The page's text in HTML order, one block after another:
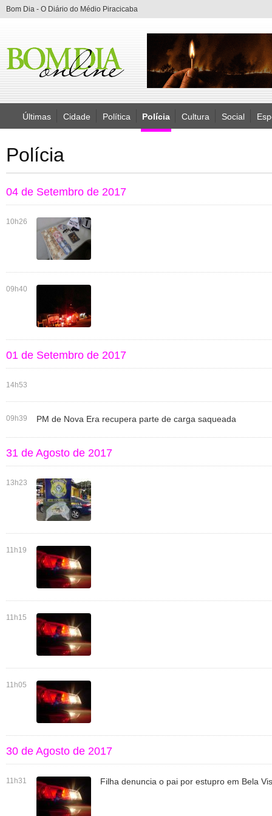
Bom Dia - O Diário do Médio Piracicaba
Últimas Cidade Política Polícia Cultura Social
Polícia
04 de Setembro de 2017
10h26
09h40
01 de Setembro de 2017
14h53
09h39 PM de Nova Era recupera parte de carga saqueada
31 de Agosto de 2017
13h23
11h19
11h15
11h05
30 de Agosto de 2017
11h31 Filha denuncia o pai por estupro em Bela